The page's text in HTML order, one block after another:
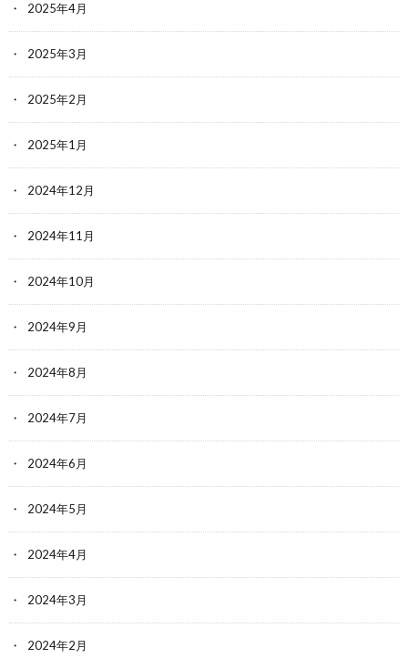
2025年4月
2025年3月
2025年2月
2025年1月
2024年12月
2024年11月
2024年10月
2024年9月
2024年8月
2024年7月
2024年6月
2024年5月
2024年4月
2024年3月
2024年2月